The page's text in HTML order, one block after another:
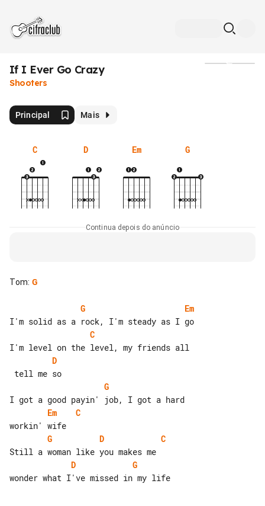
If I Ever Go Crazy
Shooters
Principal Mais
C D Em G
Continua depois do anúncio
Tom: G
G
Em
C
D
G
Em
C
G
D
C
D
G
wonder what I've missed in my life